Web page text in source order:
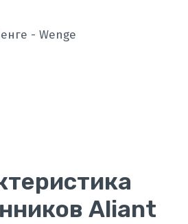
- Wenge
Aliant